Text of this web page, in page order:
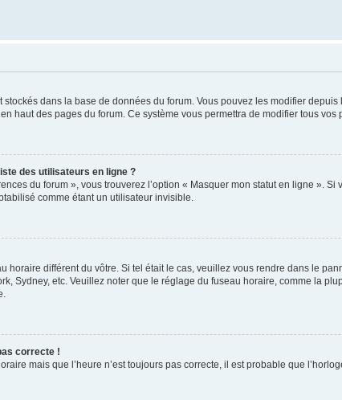
dans la base de données du forum. Vous pouvez les modifier
haut des pages du forum. Ce système vous permettra de modifier tous vos
des utilisateurs en ligne ?
du forum », vous trouverez l’option « Masquer mon statut en ligne ».
comme étant un utilisateur invisible.
horaire différent du vôtre. Si tel était le cas, veuillez vous rendre dans le
Sydney, etc. Veuillez noter que le réglage du fuseau horaire, comme la
correcte !
mais que l’heure n’est toujours pas correcte, il est probable que